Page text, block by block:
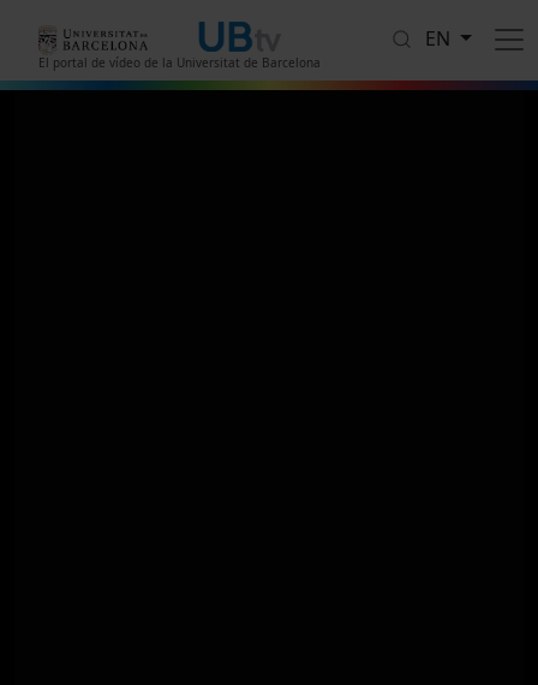
El portal de vídeo de la Universitat de Barcelona
EN